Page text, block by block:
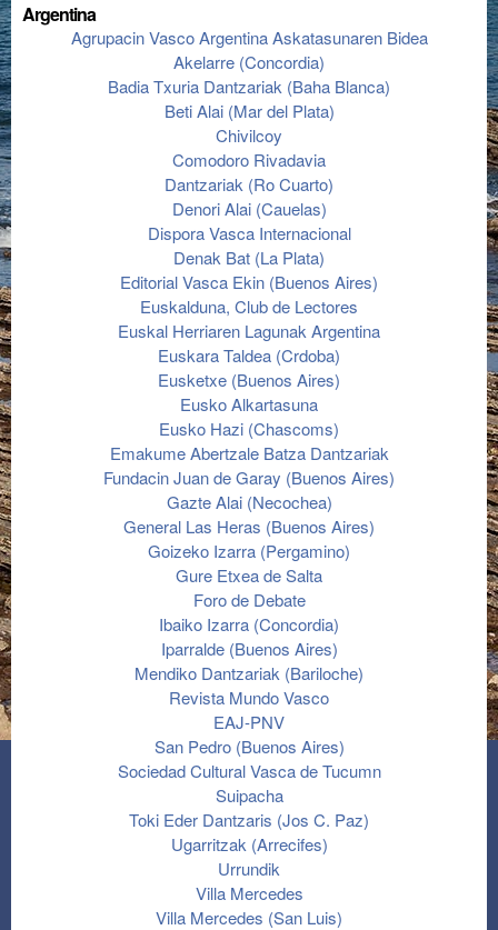
Argentina
Agrupacin Vasco Argentina Askatasunaren Bidea
Akelarre (Concordia)
Badia Txuria Dantzariak (Baha Blanca)
Beti Alai (Mar del Plata)
Chivilcoy
Comodoro Rivadavia
Dantzariak (Ro Cuarto)
Denori Alai (Cauelas)
Dispora Vasca Internacional
Denak Bat (La Plata)
Editorial Vasca Ekin (Buenos Aires)
Euskalduna, Club de Lectores
Euskal Herriaren Lagunak Argentina
Euskara Taldea (Crdoba)
Eusketxe (Buenos Aires)
Eusko Alkartasuna
Eusko Hazi (Chascoms)
Emakume Abertzale Batza Dantzariak
Fundacin Juan de Garay (Buenos Aires)
Gazte Alai (Necochea)
General Las Heras (Buenos Aires)
Goizeko Izarra (Pergamino)
Gure Etxea de Salta
Foro de Debate
Ibaiko Izarra (Concordia)
Iparralde (Buenos Aires)
Mendiko Dantzariak (Bariloche)
Revista Mundo Vasco
EAJ-PNV
San Pedro (Buenos Aires)
Sociedad Cultural Vasca de Tucumn
Suipacha
Toki Eder Dantzaris (Jos C. Paz)
Ugarritzak (Arrecifes)
Urrundik
Villa Mercedes
Villa Mercedes (San Luis)